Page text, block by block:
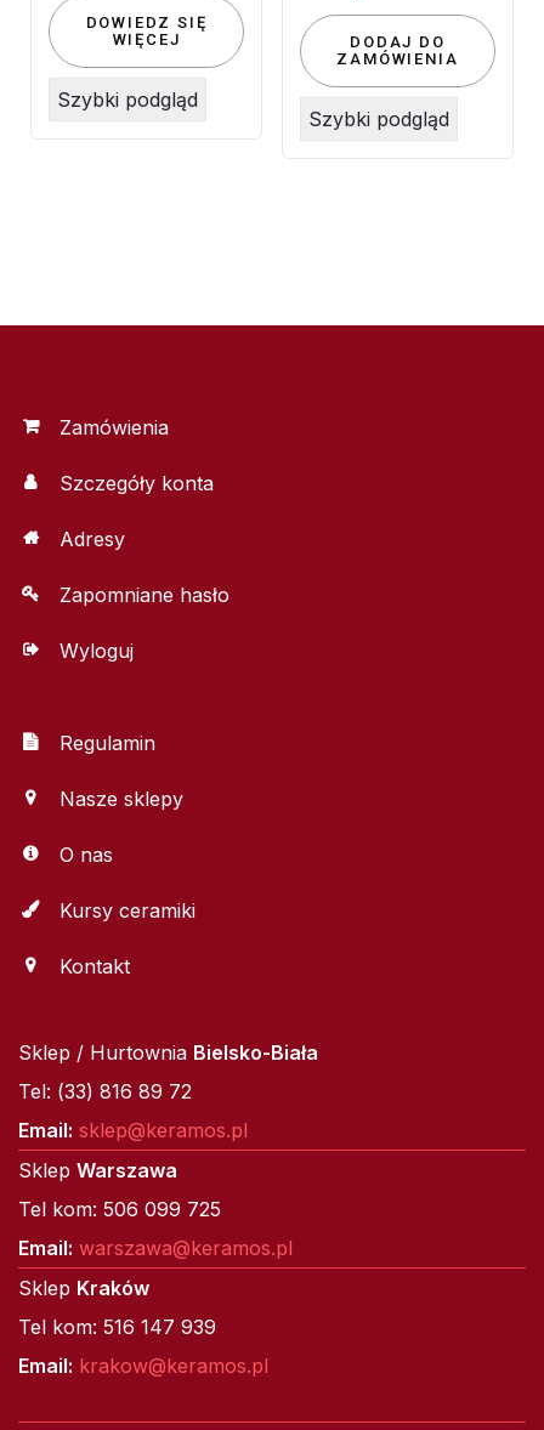
DOWIEDZ SIĘ
WIĘCEJ
Szybki podgląd
DODAJ DO
ZAMÓWIENIA
Szybki podgląd
Zamówienia
Szczegóły konta
Adresy
Zapomniane hasło
Wyloguj
Regulamin
Nasze sklepy
O nas
Kursy ceramiki
Kontakt
Sklep / Hurtownia Bielsko-Biała
Tel: (33) 816 89 72
Email: sklep@keramos.pl
Sklep Warszawa
Tel kom: 506 099 725
Email: warszawa@keramos.pl
Sklep Kraków
Tel kom: 516 147 939
Email: krakow@keramos.pl